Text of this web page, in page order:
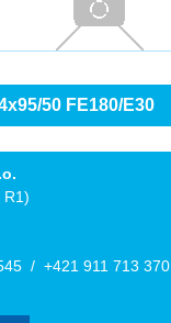
50 FE180/E30
R1)
/ +421 911 713 370